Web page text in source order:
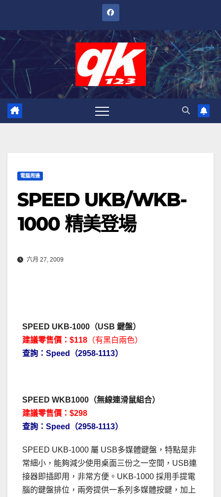
內
電腦周邊
SPEED UKB/WKB-
1000 精美登場
六月 27, 2009
SPEED UKB-1000（USB 鍵盤）
建議零售價： $118 （有黑白兩色）
查詢：Speed（2958-1113）
SPEED WKB1000（無線連滑鼠組合）
建議零售價：$298
查詢：Speed（2958-1113）
SPEED UKB-1000 屬 USB多媒體鍵盤，特點是非
常細小，能夠減少使用桌面三份之一空間，USB連
接器即插即用，非常方便。UKB-1000 採用手提電
腦的鍵盤排位，兩旁提供一系列多媒體按鍵，加上